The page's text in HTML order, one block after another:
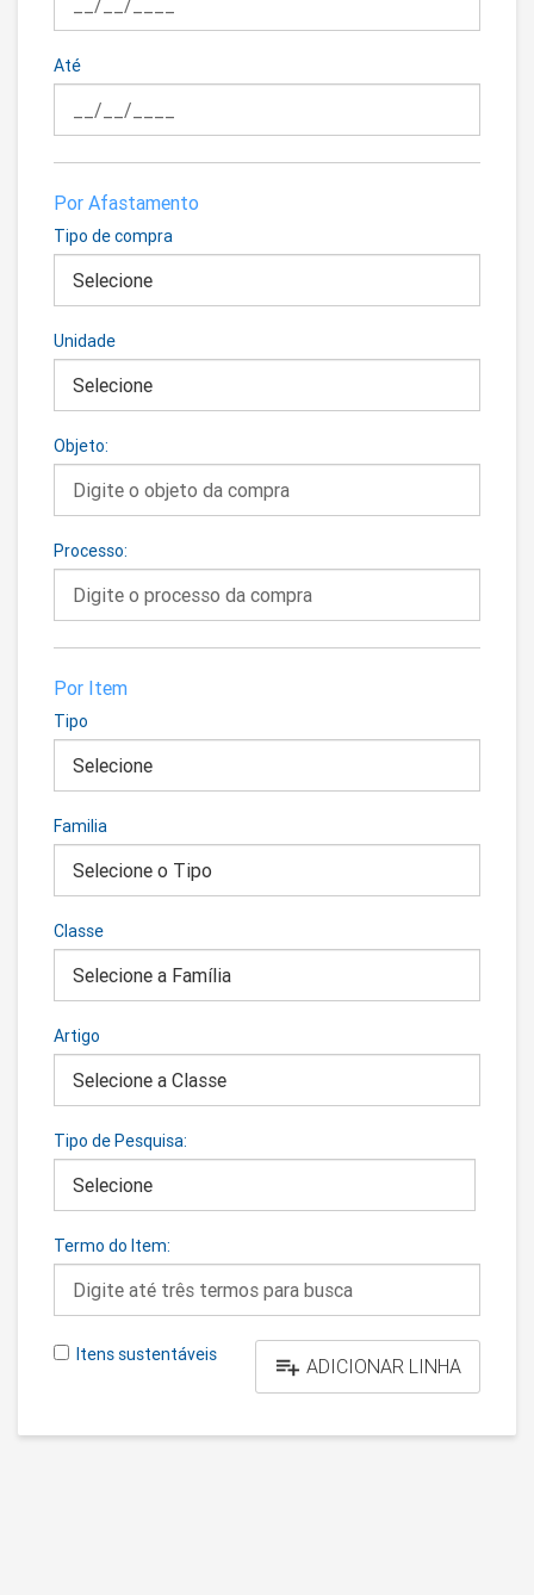
Até
Por Afastamento
Tipo de compra
Unidade
Objeto:
Processo:
Por Item
Tipo
Familia
Classe
Artigo
Tipo de Pesquisa:
Termo do Item:
Itens sustentáveis  ADICIONAR LINHA